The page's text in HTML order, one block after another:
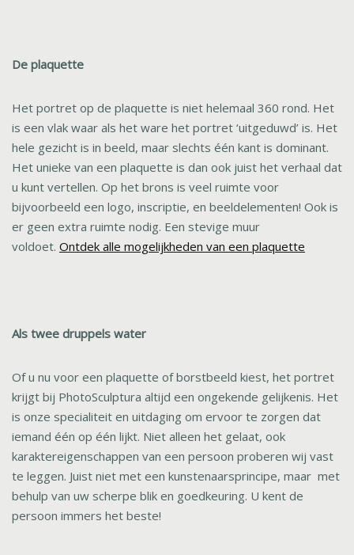
De plaquette
Het portret op de plaquette is niet helemaal 360 rond. Het
is een vlak waar als het ware het portret ‘uitgeduwd’ is. Het
hele gezicht is in beeld, maar slechts één kant is dominant.
Het unieke van een plaquette is dan ook juist het verhaal dat
u kunt vertellen. Op het brons is veel ruimte voor
bijvoorbeeld een logo, inscriptie, en beeldelementen! Ook is
er geen extra ruimte nodig. Een stevige muur
voldoet. Ontdek alle mogelijkheden van een plaquette
Als twee druppels water
Of u nu voor een plaquette of borstbeeld kiest, het portret
krijgt bij PhotoSculptura altijd een ongekende gelijkenis. Het
is onze specialiteit en uitdaging om ervoor te zorgen dat
iemand één op één lijkt. Niet alleen het gelaat, ook
karaktereigenschappen van een persoon proberen wij vast
te leggen. Juist niet met een kunstenaarsprincipe, maar met
behulp van uw scherpe blik en goedkeuring. U kent de
persoon immers het beste!